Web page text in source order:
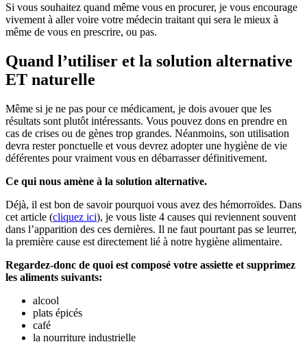
Si vous souhaitez quand même vous en procurer, je vous encourage
vivement à aller voire votre médecin traitant qui sera le mieux à
même de vous en prescrire, ou pas.
Quand l’utiliser et la solution alternative
ET naturelle
Même si je ne pas pour ce médicament, je dois avouer que les
résultats sont plutôt intéressants. Vous pouvez dons en prendre en
cas de crises ou de gènes trop grandes. Néanmoins, son utilisation
devra rester ponctuelle et vous devrez adopter une hygiène de vie
déférentes pour vraiment vous en débarrasser définitivement.
Ce qui nous amène à la solution alternative.
Déjà, il est bon de savoir pourquoi vous avez des hémorroïdes. Dans
cet article (cliquez ici), je vous liste 4 causes qui reviennent souvent
dans l’apparition des ces dernières. Il ne faut pourtant pas se leurrer,
la première cause est directement lié à notre hygiène alimentaire.
Regardez-donc de quoi est composé votre assiette et supprimez
les aliments suivants:
alcool
plats épicés
café
la nourriture industrielle